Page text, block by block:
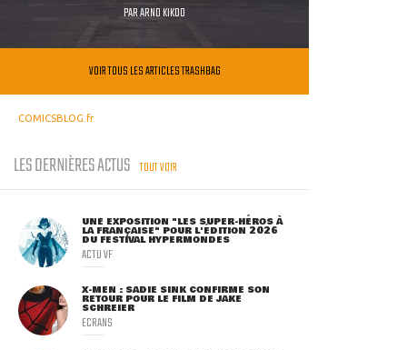
PARARNO KIKOO
VOIR TOUS LES ARTICLES TRASHBAG
COMICSBLOG.fr
LES DERNIÈRES ACTUS TOUT VOIR
UNE EXPOSITION "LES SUPER-HÉROS À
LA FRANÇAISE" POUR L'ÉDITION 2026
DU FESTIVAL HYPERMONDES
ACTU VF
X-MEN : SADIE SINK CONFIRME SON
RETOUR POUR LE FILM DE JAKE
SCHREIER
ECRANS